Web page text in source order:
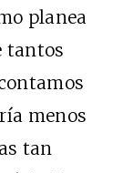
planea
tantos
menos
tan